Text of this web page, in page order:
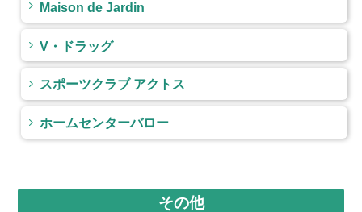
Maison de Jardin
V・ドラッグ
スポーツクラブ アクトス
ホームセンターバロー
その他